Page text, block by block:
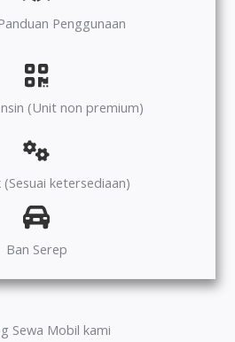
Penggunaan
(Unit non premium)
ketersediaan)
Ban Serep
Sewa Mobil kami